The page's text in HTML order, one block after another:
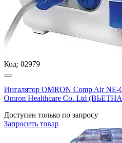
Код: 02979
Ингалятор OMRON Comp Air NE-
Omron Healthcare Co. Ltd
Доступен только по запросу
Запросить товар